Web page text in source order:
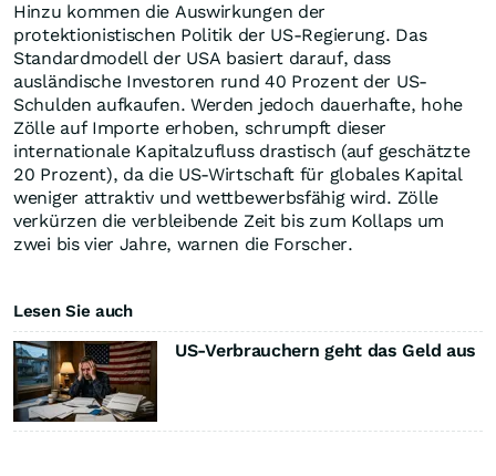
Hinzu kommen die Auswirkungen der
protektionistischen Politik der US-Regierung. Das
Standardmodell der USA basiert darauf, dass
ausländische Investoren rund 40 Prozent der US-
Schulden aufkaufen. Werden jedoch dauerhafte, hohe
Zölle auf Importe erhoben, schrumpft dieser
internationale Kapitalzufluss drastisch (auf geschätzte
20 Prozent), da die US-Wirtschaft für globales Kapital
weniger attraktiv und wettbewerbsfähig wird. Zölle
verkürzen die verbleibende Zeit bis zum Kollaps um
zwei bis vier Jahre, warnen die Forscher.
Lesen Sie auch
US-Verbrauchern geht das Geld aus